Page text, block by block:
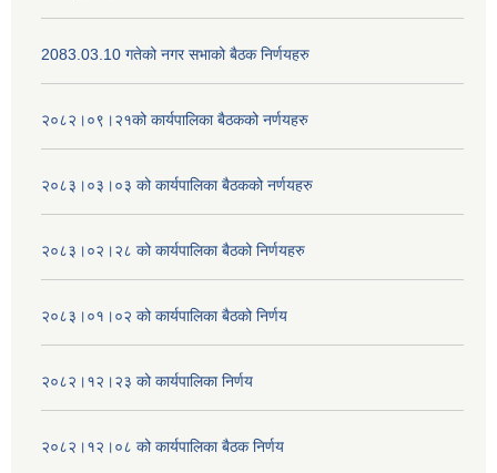
2083.03.10 गतेको नगर सभाको बैठक निर्णयहरु
२०८२।०९।२१को कार्यपालिका बैठकको नर्णयहरु
२०८३।०३।०३ को कार्यपालिका बैठकको नर्णयहरु
२०८३।०२।२८ को कार्यपालिका बैठको निर्णयहरु
२०८३।०१।०२ को कार्यपालिका बैठको निर्णय
२०८२।१२।२३ को कार्यपालिका निर्णय
२०८२।१२।०८ को कार्यपालिका बैठक निर्णय